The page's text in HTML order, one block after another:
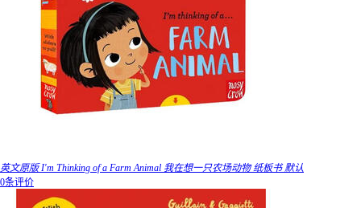
英文原版 I'm Thinking of a Farm Animal 我在想一只农场动物 纸板书 默认
0条评价